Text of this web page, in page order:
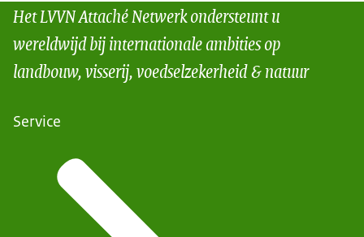
Het LVVN Attaché Netwerk ondersteunt u
wereldwijd bij internationale ambities op
landbouw, visserij, voedselzekerheid & natuur
Service